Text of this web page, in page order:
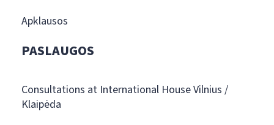
Apklausos
PASLAUGOS
Consultations at International House Vilnius /
Klaipėda